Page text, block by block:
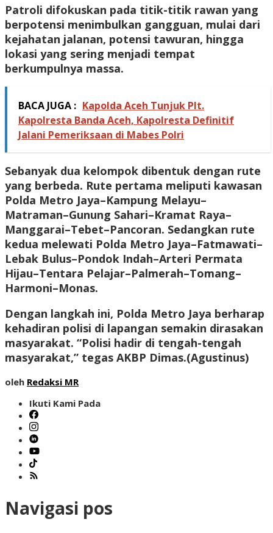
Patroli difokuskan pada titik-titik rawan yang
berpotensi menimbulkan gangguan, mulai dari
kejahatan jalanan, potensi tawuran, hingga
lokasi yang sering menjadi tempat
berkumpulnya massa.
BACA JUGA : Kapolda Aceh Tunjuk Plt.
Kapolresta Banda Aceh, Kapolresta Definitif
Jalani Pemeriksaan di Mabes Polri
Sebanyak dua kelompok dibentuk dengan rute
yang berbeda. Rute pertama meliputi kawasan
Polda Metro Jaya–Kampung Melayu–
Matraman–Gunung Sahari–Kramat Raya–
Manggarai–Tebet–Pancoran. Sedangkan rute
kedua melewati Polda Metro Jaya–Fatmawati–
Lebak Bulus–Pondok Indah–Arteri Permata
Hijau–Tentara Pelajar–Palmerah–Tomang–
Harmoni–Monas.
Dengan langkah ini, Polda Metro Jaya berharap
kehadiran polisi di lapangan semakin dirasakan
masyarakat. “Polisi hadir di tengah-tengah
masyarakat,” tegas AKBP Dimas.(Agustinus)
oleh Redaksi MR
Ikuti Kami Pada
Navigasi pos